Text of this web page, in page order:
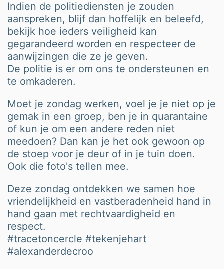
Indien de politiediensten je zouden
aanspreken, blijf dan hoffelijk en beleefd,
bekijk hoe ieders veiligheid kan
gegarandeerd worden en respecteer de
aanwijzingen die ze je geven.
De politie is er om ons te ondersteunen en
te omkaderen.
Moet je zondag werken, voel je je niet op je
gemak in een groep, ben je in quarantaine
of kun je om een andere reden niet
meedoen? Dan kan je het ook gewoon op
de stoep voor je deur of in je tuin doen.
Ook die foto's tellen mee.
Deze zondag ontdekken we samen hoe
vriendelijkheid en vastberadenheid hand in
hand gaan met rechtvaardigheid en
respect.
#tracetoncercle #tekenjehart
#alexanderdecroo